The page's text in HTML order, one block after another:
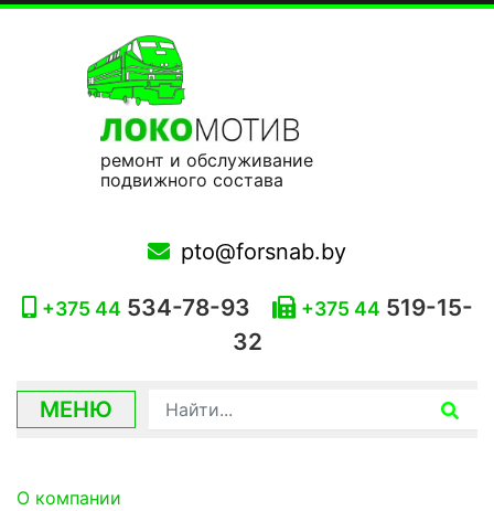
ремонт и обслуживание
подвижного состава
pto@forsnab.by
+375 44 534-78-93 +375 44 519-15-
32
МЕНЮ
О компании